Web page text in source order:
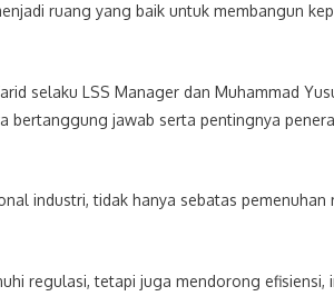
ruang yang baik untuk membangun
selaku LSS Manager dan Muhammad
bertanggung jawab serta pentingnya
industri, tidak hanya sebatas
regulasi, tetapi juga mendorong efisiensi,